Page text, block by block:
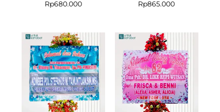
Rp680.000
Rp865.000